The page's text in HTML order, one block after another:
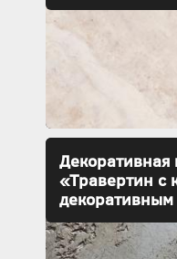
Декоративная
«Травертин с